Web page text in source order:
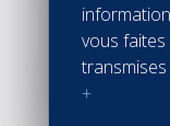
vous
+